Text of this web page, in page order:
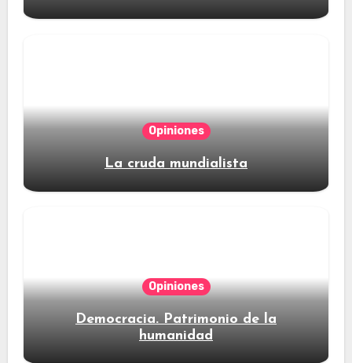
Opiniones
La cruda mundialista
Opiniones
Democracia. Patrimonio de la
humanidad